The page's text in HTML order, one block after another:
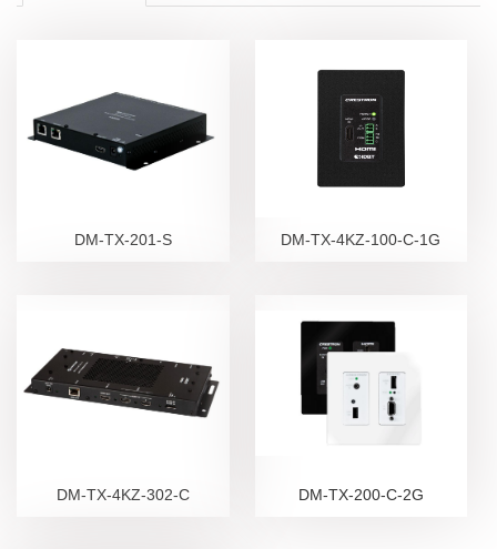
DM-TX-201-S DM-TX-4KZ-100-C-1G
DM-TX-4KZ-302-C DM-TX-200-C-2G